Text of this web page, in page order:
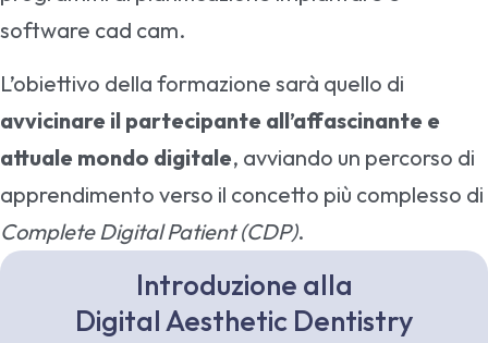
software cad cam.
L’obiettivo della formazione sarà quello di
avvicinare il partecipante all’affascinante e
attuale mondo digitale, avviando un percorso di
apprendimento verso il concetto più complesso di
Complete Digital Patient (CDP).
Introduzione alla
Digital Aesthetic Dentistry